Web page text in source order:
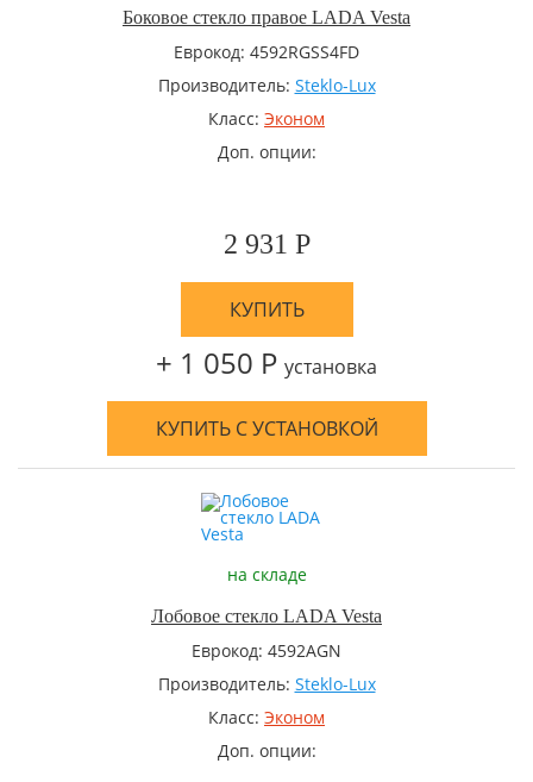
Боковое стекло правое LADA Vesta
Еврокод: 4592RGSS4FD
Производитель: Steklo-Lux
Класс: Эконом
Доп. опции:
2 931 Р
КУПИТЬ
+ 1 050 Р установка
КУПИТЬ С УСТАНОВКОЙ
на складе
Лобовое стекло LADA Vesta
Еврокод: 4592AGN
Производитель: Steklo-Lux
Класс: Эконом
Доп. опции: